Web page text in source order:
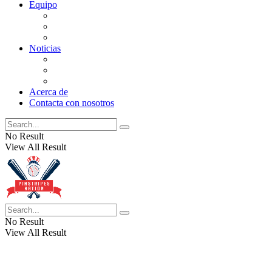
Equipo
Noticias
Acerca de
Contacta con nosotros
No Result
View All Result
No Result
View All Result